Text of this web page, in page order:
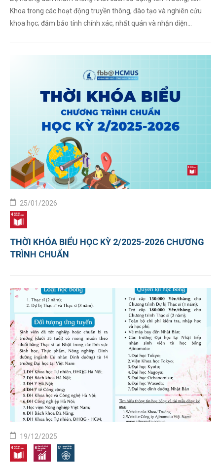
Khoa trong các hoạt động truyền thông, đào tạo và nghiên cứu
khoa học; đảm bảo tính chính xác, nhất quán và nhận diện
25/01/2026
THỜI KHÓA BIỂU HỌC KỲ 2/2025-2026 CHƯƠNG
TRÌNH CHUẨN
19/12/2025